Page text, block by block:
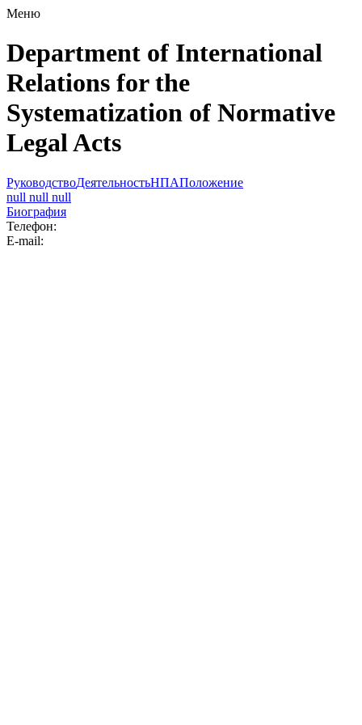
Меню
Department of International
Relations for the
Systematization of Normative
Legal Acts
РуководствоДеятельностьНПАПоложение
null null null
Биография
Телефон:
E-mail: